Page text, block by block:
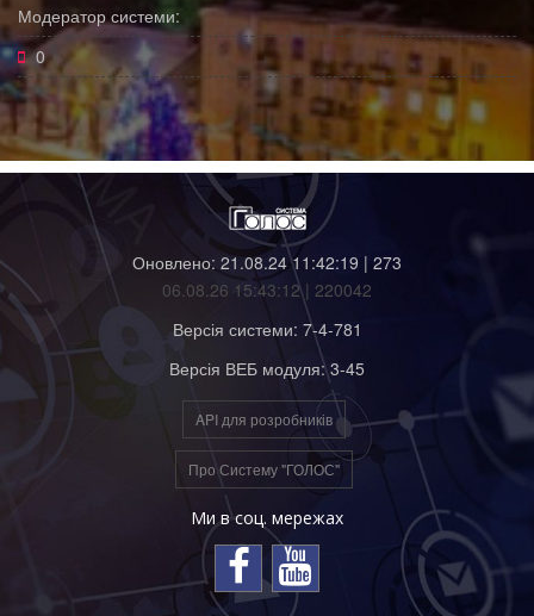
Модератор системи:
0
Оновлено: 21.08.24 11:42:19 | 273
06.08.26 15:43:12 | 220042
Версія системи: 7-4-781
Версія ВЕБ модуля: 3-45
API для розробників
Про Систему "ГОЛОС"
Ми в соц. мережах